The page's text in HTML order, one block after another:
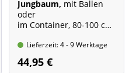
Jungbaum, mit Ballen
oder
im Container, 80-100 cm
Wuchshöhe: 6 - 8 m
hoch
Lieferzeit: 4 - 9 Werktage
44,95 €